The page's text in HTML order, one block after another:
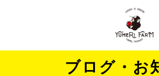
ブログ・お